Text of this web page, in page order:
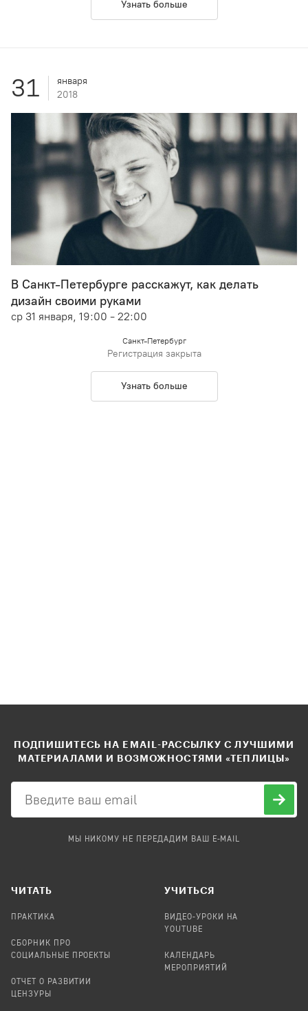
Узнать больше
31
января
2018
В Санкт-Петербурге расскажут, как делать
дизайн своими руками
ср 31 января, 19:00 - 22:00
Санкт-Петербург
Регистрация закрыта
Узнать больше
ПОДПИШИТЕСЬ НА EMAIL-РАССЫЛКУ С ЛУЧШИМИ
МАТЕРИАЛАМИ И ВОЗМОЖНОСТЯМИ «ТЕПЛИЦЫ»
МЫ НИКОМУ НЕ ПЕРЕДАДИМ ВАШ E-MAIL
ЧИТАТЬ
ПРАКТИКА
СБОРНИК ПРО
СОЦИАЛЬНЫЕ ПРОЕКТЫ
ОТЧЕТ О РАЗВИТИИ
ЦЕНЗУРЫ
УЧИТЬСЯ
ВИДЕО-УРОКИ НА
YOUTUBE
КАЛЕНДАРЬ
МЕРОПРИЯТИЙ